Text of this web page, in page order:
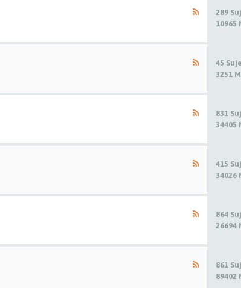
289
10965
45
3251
831
34405
415
34026
864
26694
861
89402